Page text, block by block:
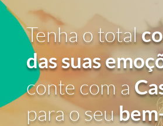
Tenha o total
das suas
conte com a
para o seu